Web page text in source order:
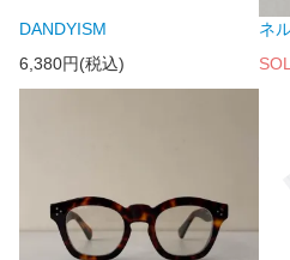
DANDYISM
6,380円(税込)
ネ